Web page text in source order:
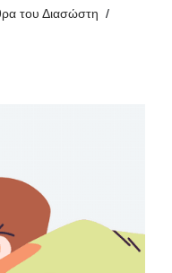
του Διασώστη